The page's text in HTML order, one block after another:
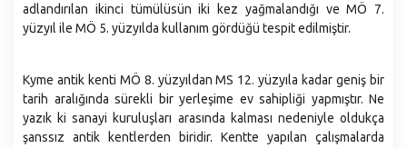
adlandırılan ikinci tümülüsün iki kez yağmalandığı ve MÖ 7.
yüzyıl ile MÖ 5. yüzyılda kullanım gördüğü tespit edilmiştir.
Kyme antik kenti MÖ 8. yüzyıldan MS 12. yüzyıla kadar geniş bir
tarih aralığında sürekli bir yerleşime ev sahipliği yapmıştır. Ne
yazık ki sanayi kuruluşları arasında kalması nedeniyle oldukça
şanssız antik kentlerden biridir. Kentte yapılan çalışmalarda